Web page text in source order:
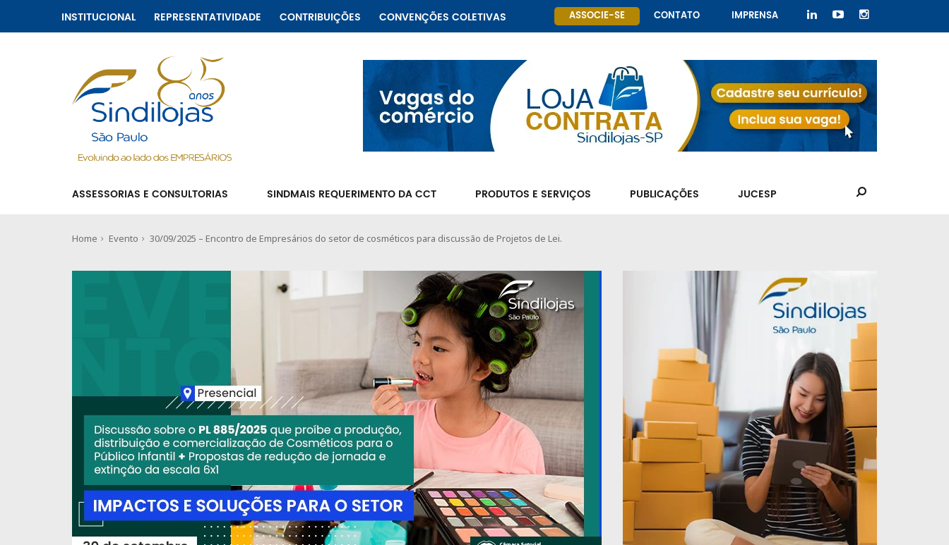
INSTITUCIONAL REPRESENTATIVIDADE CONTRIBUIÇÕES CONVENÇÕES COLETIVAS ASSOCIE-SE CONTATO IMPRENSA
ASSESSORIAS E CONSULTORIAS SINDMAIS REQUERIMENTO DA CCT PRODUTOS E SERVIÇOS PUBLICAÇÕES JUCESP
Home Evento 30/09/2025 – Encontro de Empresários do setor de cosméticos para discussão de Projetos de Lei.